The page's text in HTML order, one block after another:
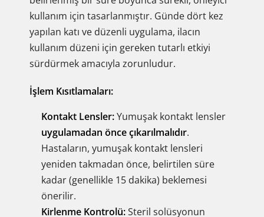
kullanım için tasarlanmıştır. Günde dört kez
yapılan katı ve düzenli uygulama, ilacın
kullanım düzeni için gereken tutarlı etkiyi
sürdürmek amacıyla zorunludur.
İşlem Kısıtlamaları:
Kontakt Lensler:Yumuşak kontakt lensler
uygulamadan önce çıkarılmalıdır.
Hastaların, yumuşak kontakt lensleri
yeniden takmadan önce, belirtilen süre
kadar (genellikle 15 dakika) beklemesi
önerilir.
Kirlenme Kontrolü:Steril solüsyonun